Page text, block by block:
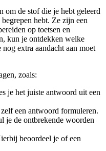
om de stof die je hebt geleerd
hebt. Ze zijn een
op toetsen en
kun je ontdekken welke
extra aandacht aan moet
zoals:
je het juiste antwoord uit een
een antwoord formuleren.
je de ontbrekende woorden
beoordeel je of een